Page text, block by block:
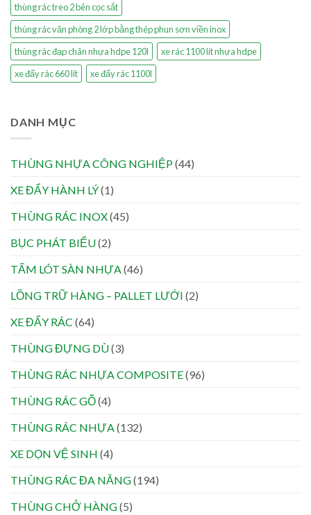
thùng rác treo 2 bên cọc sắt
thùng rác văn phòng 2 lớp bằng thép phun sơn viền inox
thùng rác đạp chân nhựa hdpe 120l
xe rác 1100 lít nhựa hdpe
xe đẩy rác 660 lít
xe đẩy rác 1100l
DANH MỤC
THÙNG NHỰA CÔNG NGHIỆP(44)
XE ĐẨY HÀNH LÝ(1)
THÙNG RÁC INOX(45)
BỤC PHÁT BIỂU(2)
TẤM LÓT SÀN NHỰA(46)
LỒNG TRỮ HÀNG – PALLET LƯỚI (2)
XE ĐẨY RÁC (64)
THÙNG ĐỰNG DÙ(3)
THÙNG RÁC NHỰA COMPOSITE(96)
THÙNG RÁC GỖ(4)
THÙNG RÁC NHỰA(132)
XE DỌN VỆ SINH (4)
THÙNG RÁC ĐA NĂNG(194)
THÙNG CHỞ HÀNG(5)